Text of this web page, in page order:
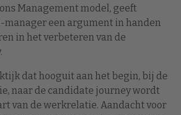
Management model, geeft
manager een argument in handen
in het verbeteren van de
dat hooguit aan het begin, bij de
naar de candidate journey wordt
van de werkrelatie. Aandacht voor